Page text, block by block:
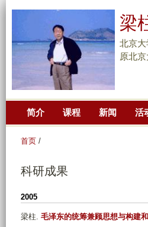
梁
北京
原北
简介 课程 新闻 活
首页 /
科研成果
2005
梁柱. 毛泽东的统筹兼顾思想与构建